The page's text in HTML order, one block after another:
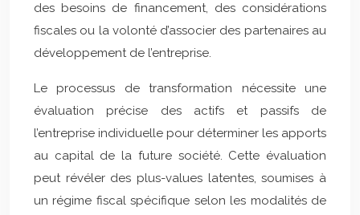
des besoins de financement, des considérations
fiscales ou la volonté d’associer des partenaires au
développement de l’entreprise.
Le processus de transformation nécessite une
évaluation précise des actifs et passifs de
l’entreprise individuelle pour déterminer les apports
au capital de la future société. Cette évaluation
peut révéler des plus-values latentes, soumises à
un régime fiscal spécifique selon les modalités de